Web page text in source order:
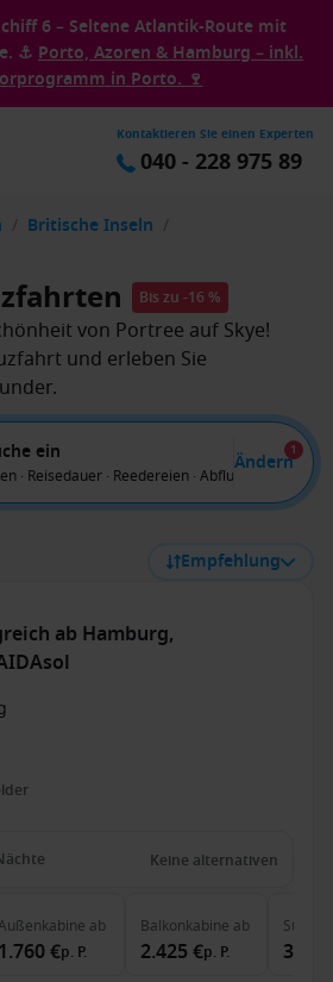
6 – Seltene Atlantik-Route mit
⚓ Porto, Azoren & Hamburg – inkl.
in Porto. 🍷
Kontaktieren Sie einen Experten
040 - 228 975 89
/ Britische Inseln /
Bis zu -16 %
von Portree auf Skye!
und erleben Sie
ein
· Reisedauer · Reedereien · Abflug von
Ändern
1
Empfehlung
ab Hamburg,
Keine alternativen
ab
1.760 €p. P.
Balkonkabine ab
2.425 €p. P.
Suite